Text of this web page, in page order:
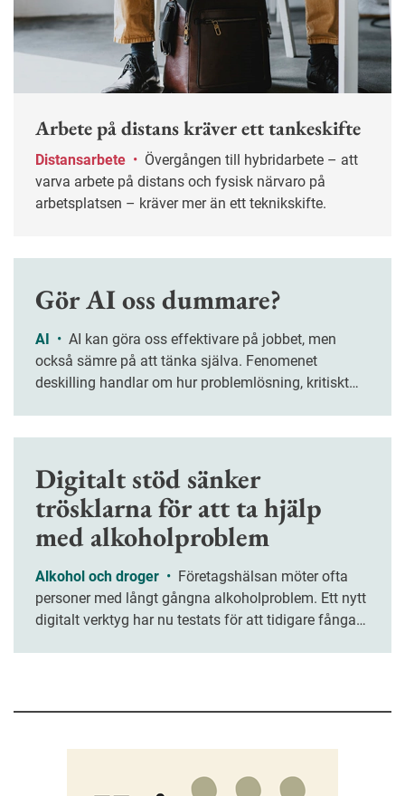
Arbete på distans kräver ett tankeskifte
Distansarbete •
varva arbete på distans och fysisk närvaro på
arbetsplatsen – kräver mer än ett teknikskifte.
Gör AI oss dummare?
AI •
också sämre på att tänka själva. Fenomenet
deskilling handlar om hur problemlösning, kritiskt
Digitalt stöd sänker
trösklarna för att ta hjälp
med alkoholproblem
Alkohol och droger •
personer med långt gångna alkoholproblem. Ett nytt
digitalt verktyg har nu testats för att tidigare fånga